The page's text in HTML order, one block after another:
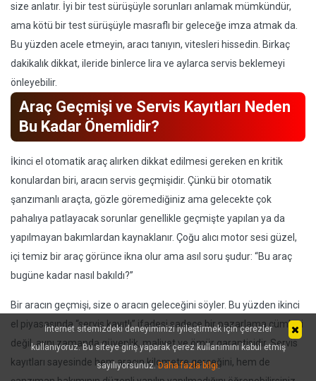
size anlatır. İyi bir test sürüşüyle sorunları anlamak mümkündür,
ama kötü bir test sürüşüyle masraflı bir geleceğe imza atmak da.
Bu yüzden acele etmeyin, aracı tanıyın, vitesleri hissedin. Birkaç
dakikalık dikkat, ileride binlerce lira ve aylarca servis beklemeyi
önleyebilir.
Araç Geçmişi ve Servis Kayıtları Neden
Bu Kadar Önemlidir?
İkinci el otomatik araç alırken dikkat edilmesi gereken en kritik
konulardan biri, aracın servis geçmişidir. Çünkü bir otomatik
şanzımanlı araçta, gözle göremediğiniz ama gelecekte çok
pahalıya patlayacak sorunlar genellikle geçmişte yapılan ya da
yapılmayan bakımlardan kaynaklanır. Çoğu alıcı motor sesi güzel,
içi temiz bir araç görünce ikna olur ama asıl soru şudur: “Bu araç
bugüne kadar nasıl bakıldı?”
Bir aracın geçmişi, size o aracın geleceğini söyler. Bu yüzden ikinci
el piyasasında “servis kayıtlı” ifadesi sadece bir pazarlama cümlesi
değil, aynı zamanda güvenlik, maliyet ve ömür garantisidir. Servis
kayıtları sayesinde hem aracın kilometre gerçeğini, hem de
İnternet sitemizdeki deneyiminizi iyileştirmek için çerezler
kullanıyoruz. Bu siteye giriş yaparak çerez kullanımını kabul etmiş
sayılıyorsunuz.Daha fazla bilgi.